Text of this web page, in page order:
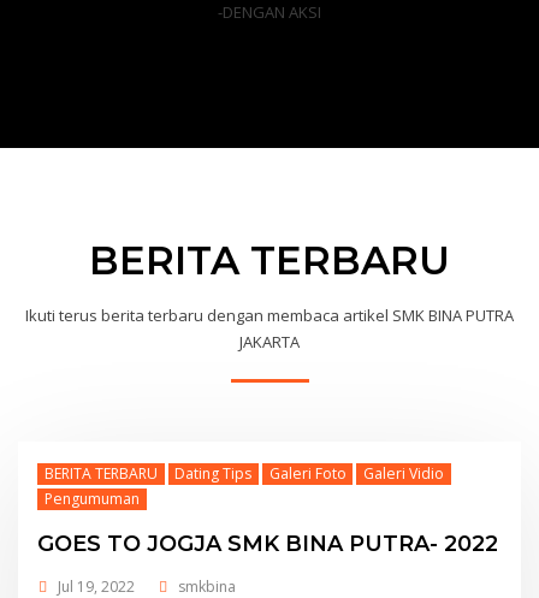
-DENGAN AKSI
BERITA TERBARU
Ikuti terus berita terbaru dengan membaca artikel SMK BINA PUTRA
JAKARTA
BERITA TERBARU Dating Tips Galeri Foto
Galeri Vidio
Pengumuman
GOES TO JOGJA SMK BINA PUTRA- 2022
Jul 19, 2022 smkbina